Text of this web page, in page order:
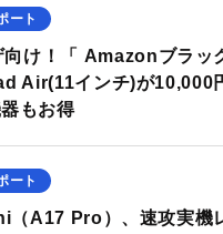
ート
け！「 Amazonブラッ
Air(11インチ)が
もお得
ート
（A17 Pro）、速攻実